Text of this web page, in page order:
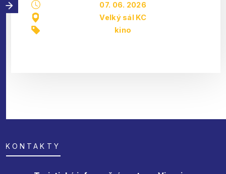
07. 06. 2026
Velký sál KC
kino
KONTAKTY